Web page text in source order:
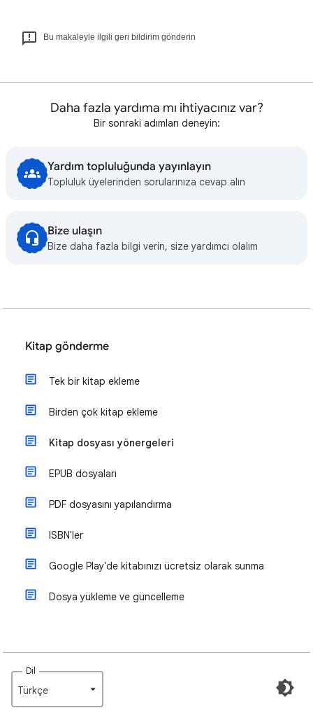
Bu makaleyle ilgili geri bildirim gönderin
Daha fazla yardıma mı ihtiyacınız var?
Bir sonraki adımları deneyin:
Yardım topluluğunda yayınlayın
Topluluk üyelerinden sorularınıza cevap alın
Bize ulaşın
Bize daha fazla bilgi verin, size yardımcı olalım
Kitap gönderme
Tek bir kitap ekleme
Birden çok kitap ekleme
Kitap dosyası yönergeleri
EPUB dosyaları
PDF dosyasını yapılandırma
ISBN'ler
Google Play'de kitabınızı ücretsiz olarak sunma
Dosya yükleme ve güncelleme
Dil
Türkçe‎